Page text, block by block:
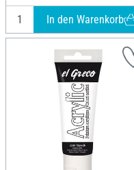
In den Warenkorb